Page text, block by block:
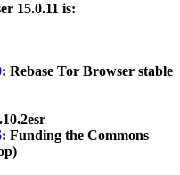
15.0.11 is:
: Rebase Tor Browser stable
: Funding the Commons